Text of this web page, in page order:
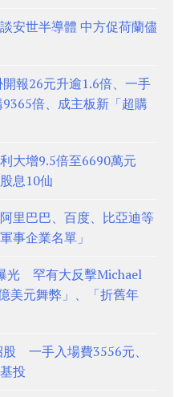
安世半導體 中方促荷蘭儘
報26元升逾1.6倍、一手
倍、成主板新「超購
大增9.5倍至6690萬元
息10仙
里巴巴、百度、比亞迪等
事企業名單」
光 罕有大反擊Michael
美元舞弊」、「折舊年
一手入場費3556元、
投